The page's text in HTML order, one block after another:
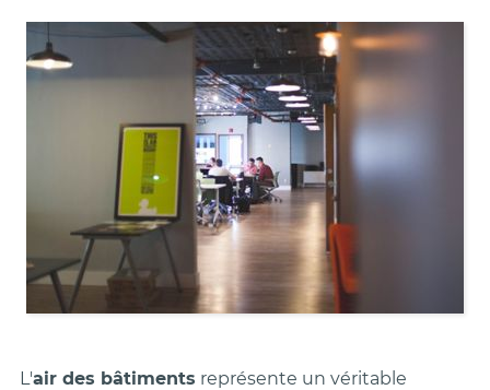
L'air des bâtiments représente un véritable